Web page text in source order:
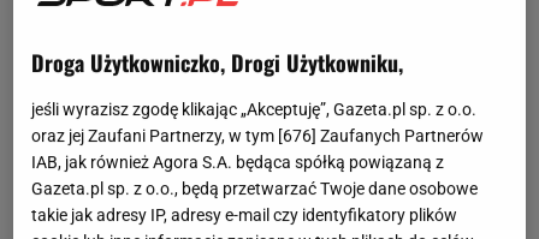
Droga Użytkowniczko, Drogi Użytkowniku,
jeśli wyrazisz zgodę klikając „Akceptuję”, Gazeta.pl sp. z o.o.
oraz jej Zaufani Partnerzy, w tym [676] Zaufanych Partnerów
IAB, jak również Agora S.A. będąca spółką powiązaną z
Gazeta.pl sp. z o.o., będą przetwarzać Twoje dane osobowe
takie jak adresy IP, adresy e-mail czy identyfikatory plików